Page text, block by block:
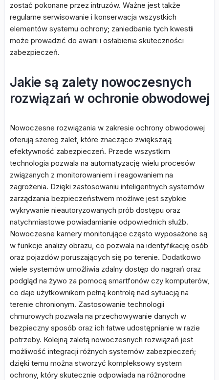
zostać pokonane przez intruzów. Ważne jest także
regularne serwisowanie i konserwacja wszystkich
elementów systemu ochrony; zaniedbanie tych kwestii
może prowadzić do awarii i osłabienia skuteczności
zabezpieczeń.
Jakie są zalety nowoczesnych
rozwiązań w ochronie obwodowej
Nowoczesne rozwiązania w zakresie ochrony obwodowej
oferują szereg zalet, które znacząco zwiększają
efektywność zabezpieczeń. Przede wszystkim
technologia pozwala na automatyzację wielu procesów
związanych z monitorowaniem i reagowaniem na
zagrożenia. Dzięki zastosowaniu inteligentnych systemów
zarządzania bezpieczeństwem możliwe jest szybkie
wykrywanie nieautoryzowanych prób dostępu oraz
natychmiastowe powiadamianie odpowiednich służb.
Nowoczesne kamery monitorujące często wyposażone są
w funkcje analizy obrazu, co pozwala na identyfikację osób
oraz pojazdów poruszających się po terenie. Dodatkowo
wiele systemów umożliwia zdalny dostęp do nagrań oraz
podgląd na żywo za pomocą smartfonów czy komputerów,
co daje użytkownikom pełną kontrolę nad sytuacją na
terenie chronionym. Zastosowanie technologii
chmurowych pozwala na przechowywanie danych w
bezpieczny sposób oraz ich łatwe udostępnianie w razie
potrzeby. Kolejną zaletą nowoczesnych rozwiązań jest
możliwość integracji różnych systemów zabezpieczeń;
dzięki temu można stworzyć kompleksowy system
ochrony, który skutecznie odpowiada na różnorodne